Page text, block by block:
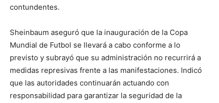
contundentes.
Sheinbaum aseguró que la inauguración de la Copa
Mundial de Futbol se llevará a cabo conforme a lo
previsto y subrayó que su administración no recurrirá a
medidas represivas frente a las manifestaciones. Indicó
que las autoridades continuarán actuando con
responsabilidad para garantizar la seguridad de la